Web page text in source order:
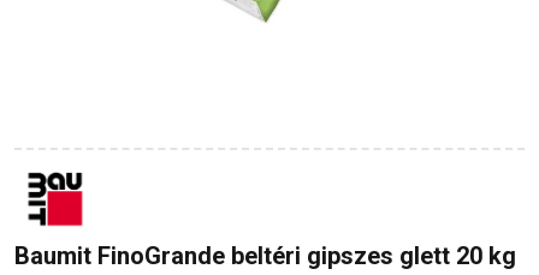
Baumit FinoGrande beltéri gipszes glett 20 kg